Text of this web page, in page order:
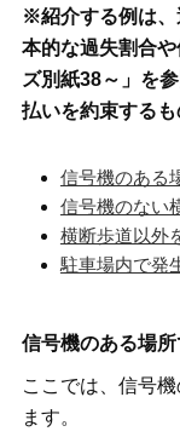
※紹介する例は、
本的な過失割合
ズ別紙38～」を
払いを約束するも
信号機のある
信号機のない
横断歩道以外
駐車場内で発
信号機のある場
ここでは、信号
ます。